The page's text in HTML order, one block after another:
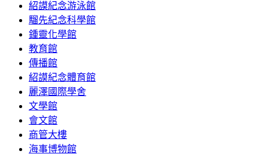
紹謨紀念游泳館
騮先紀念科學館
鍾靈化學館
教育館
傳播館
紹謨紀念體育館
麗澤國際學舍
文學館
會文館
商管大樓
海事博物館